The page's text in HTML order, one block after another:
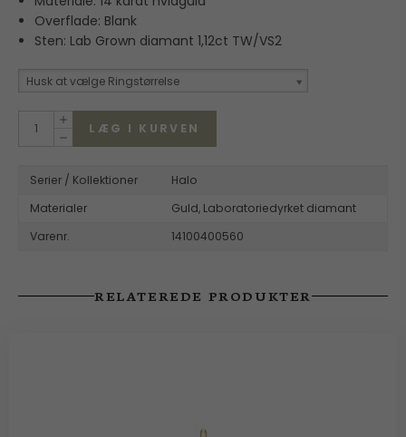
Overflade: Blank
Sten: Lab Grown diamant 1,12ct TW/VS2
Husk at vælge Ringstørrelse
LÆG I KURVEN
Serier / Kollektioner
Halo
Materialer
Guld, Laboratoriedyrket diamant
Varenr.
14100400560
RELATEREDE PRODUKTER